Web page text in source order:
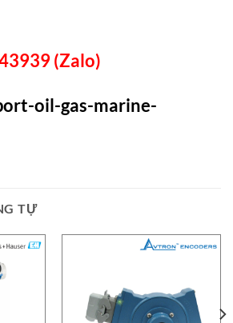
(Zalo)
oil-gas-marine-
TỰ